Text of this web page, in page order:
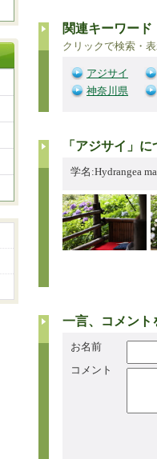
関連キーワード
クリックで検索・
アジサイ
神奈川県
「アジサイ」
学名:Hydrangea
一言、コメント
お名前
コメント